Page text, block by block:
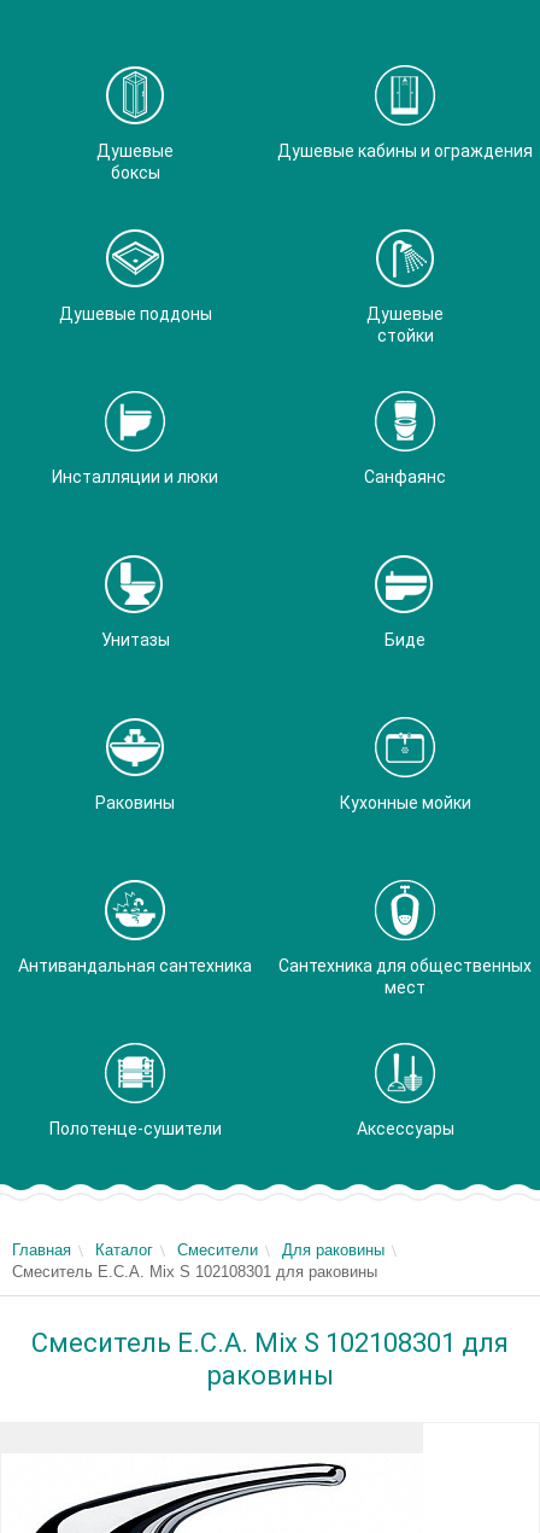
Душевые
боксы
Душевые кабины и ограждения
Душевые поддоны
Душевые
стойки
Инсталляции и люки Санфаянс
Унитазы Биде
Раковины Кухонные мойки
Антивандальная сантехника
Сантехника для общественных
мест
Полотенце-сушители Аксессуары
Главная Каталог Смесители
Для раковины
Смеситель E.C.A. Mix S 102108301 для раковины
Смеситель E.C.A. Mix S 102108301 для
раковины